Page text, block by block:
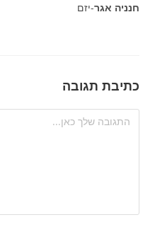
חנניה אגר-יזם
כתיבת תגובה